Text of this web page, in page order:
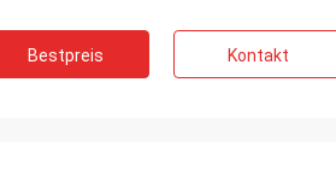
Bestpreis Kontakt